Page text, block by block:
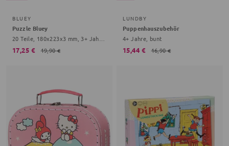
BLUEY
Puzzle Bluey
17,25 € 19,90 €
LUNDBY
Puppenhauszubehör
4+ Jahre, bunt
15,44 € 16,90 €